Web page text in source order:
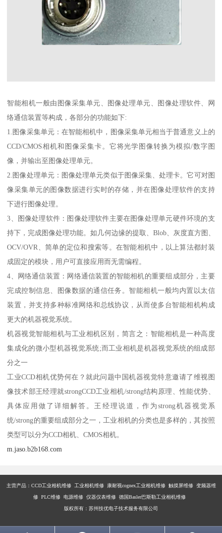
智能相机一般由图像采集单元、图像处理单元、图像处理软件、网
络通信装置等构成，各部分的功能如下:
1.图像采集单元：在智能相机中，图像采集单元相当于普通意义上的
CCD/CMOS相机和图像采集卡。它将光学图像转换为模拟/数字图
像，并输出至图像处理单元。
2.图像处理单元：图像处理单元类似于图像采集、处理卡。它可对图
像采集单元的图像数据进行实时的存储，并在图像处理软件的支持
下进行图像处理。
3、图像处理软件：图像处理软件主要在图像处理单元硬件环境的支
持下，完成图像处理功能。如几何边缘的提取、Blob、灰度直方图、
OCV/OVR、简单的定位和搜索等。在智能相机中，以上算法都封装
成固定的模块，用户可直接应用而无需编程。
4、网络通信装置：网络通信装置的智能相机的重要组成部分，主要
完成控制信息、图像数据的通信任务。智能相机一般均内置以太信
装置，并支持多种标准网络和总线协议，从而使多台智能相机构成
更大的机器视觉系统。
机器视觉智能相机与工业相机区别，简言之：智能相机是一种高度
集成化的微小型机器视觉系统;而工业相机是机器视觉系统的组成部
分之一
工业CCD相机优势何在？就此问题中国机器视觉特意邀请了维视图
像技术部王经理就strongCCD工业相机/strong结构原理、性能优势、
具体应用做了详细解答。王经理说道，作为strong机器视觉系
统/strong的重要组成部分之一，工业相机的分类也是多样的，其按照
类型可以分为CCD相机、CMOS相机。
m.jaso.b2b168.com
主营产品： CCD工业相机维修 工业相机维修 康耐视cognex工业相机维修 触摸屏维修 变频器维
修 PLC维修 电源维修 仪器仪表维修 德国Basler巴斯勒工业相机维修
版权所有：苏州技优电子技术服务有限公司